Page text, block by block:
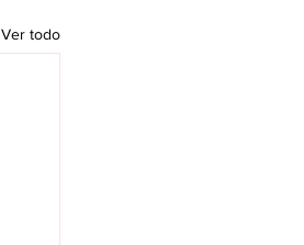
Ver todo